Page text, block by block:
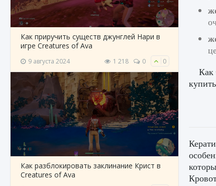
Как приручить существ джунглей Нари в
игре Creatures of Ava
9 августа 2024 1 218 0 0
Как разблокировать заклинание Крист в
Creatures of Ava
Как